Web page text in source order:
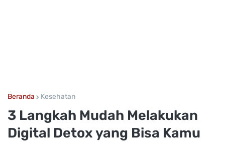
Beranda Kesehatan
3 Langkah Mudah Melakukan
Digital Detox yang Bisa Kamu